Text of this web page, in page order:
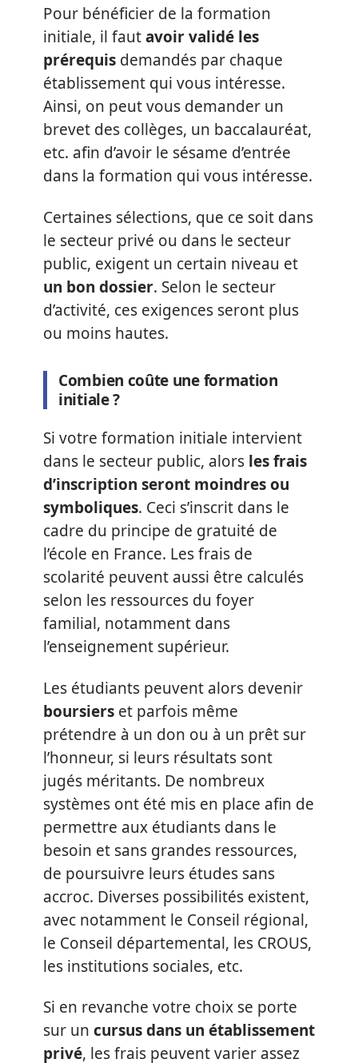
Pour bénéficier de la formation
initiale, il fautavoir validé les
prérequis demandés par chaque
établissement qui vous intéresse.
Ainsi, on peut vous demander un
brevet des collèges, un baccalauréat,
etc. afin d’avoir le sésame d’entrée
dans la formation qui vous intéresse.
Certaines sélections, que ce soit dans
le secteur privé ou dans le secteur
public, exigent un certain niveau et
un bon dossier. Selon le secteur
d’activité, ces exigences seront plus
ou moins hautes.
Combien coûte une formation
initiale ?
Si votre formation initiale intervient
dans le secteur public, alors les frais
d’inscription seront moindres ou
symboliques. Ceci s’inscrit dans le
cadre du principe de gratuité de
l’école en France. Les frais de
scolarité peuvent aussi être calculés
selon les ressources du foyer
familial, notamment dans
l’enseignement supérieur.
Les étudiants peuvent alors devenir
boursiers et parfois même
prétendre à un don ou à un prêt sur
l’honneur, si leurs résultats sont
jugés méritants. De nombreux
systèmes ont été mis en place afin de
permettre aux étudiants dans le
besoin et sans grandes ressources,
de poursuivre leurs études sans
accroc. Diverses possibilités existent,
avec notamment le Conseil régional,
le Conseil départemental, les CROUS,
les institutions sociales, etc.
Si en revanche votre choix se porte
sur un cursus dans un établissement
privé, les frais peuvent varier assez